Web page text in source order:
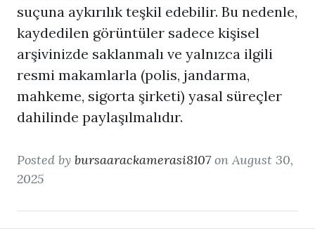
suçuna aykırılık teşkil edebilir. Bu nedenle,
kaydedilen görüntüler sadece kişisel
arşivinizde saklanmalı ve yalnızca ilgili
resmi makamlarla (polis, jandarma,
mahkeme, sigorta şirketi) yasal süreçler
dahilinde paylaşılmalıdır.
Posted by bursaarackamerasi8107on August 30,
2025